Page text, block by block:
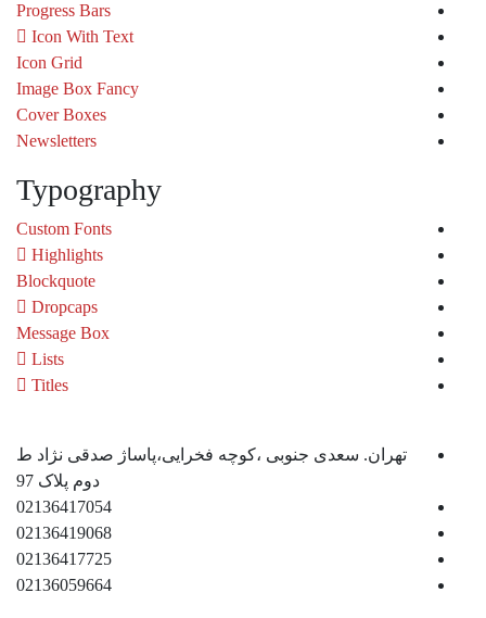
Progress Bars
Icon With Text
Icon Grid
Image Box Fancy
Cover Boxes
Newsletters
Typography
Custom Fonts
Highlights
Blockquote
Dropcaps
Message Box
Lists
Titles
تهران. سعدی جنوبی ،کوچه فخرایی،پاساژ صدقی نژاد ط
دوم پلاک 97
02136417054
02136419068
02136417725
02136059664